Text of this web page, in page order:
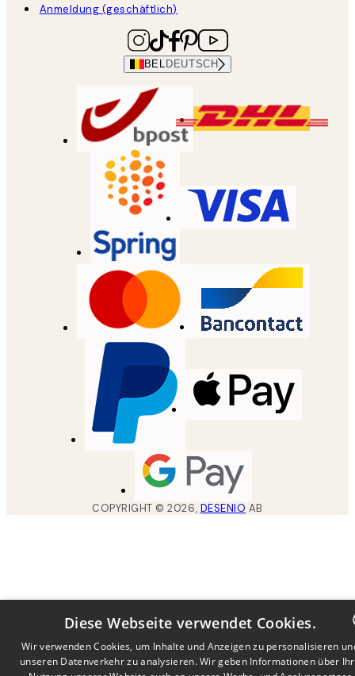
Anmeldung (geschäftlich)
BEL DEUTSCH
COPYRIGHT ©2026, DESENIO AB
DUTCH
Diese Webseite verwendet Cookies.
Wir verwenden Cookies, um Inhalte und Anzeigen zu personalisieren
unseren Datenverkehr zu analysieren. Wir geben Informationen über